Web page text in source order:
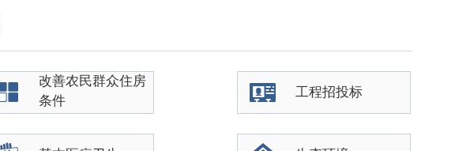
改善农民群众住房
条件
工程招投标